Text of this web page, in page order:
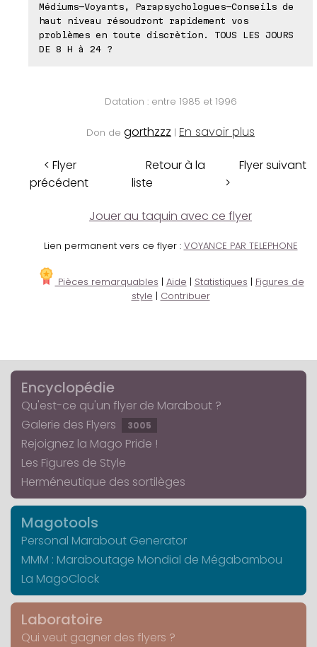
Médiums-Voyants, Parapsychologues-Conseils de
haut niveau résoudront rapidement vos
problèmes en toute discrètion. TOUS LES JOURS
DE 8 H à 24 ?
Datation : entre 1985 et 1996
Don de gorthzzz | En savoir plus
< Flyer
précédent
Retour à la
liste
Flyer suivant
>
Jouer au taquin avec ce flyer
Lien permanent vers ce flyer : VOYANCE PAR TELEPHONE
Pièces remarquables | Aide | Statistiques | Figures de
style | Contribuer
Encyclopédie
Qu'est-ce qu'un flyer de Marabout ?
Galerie des Flyers
3005
Rejoignez la Mago Pride !
Les Figures de Style
Herméneutique des sortilèges
Magotools
Personal Marabout Generator
MMM : Maraboutage Mondial de Mégabambou
La MagoClock
Laboratoire
Qui veut gagner des flyers ?